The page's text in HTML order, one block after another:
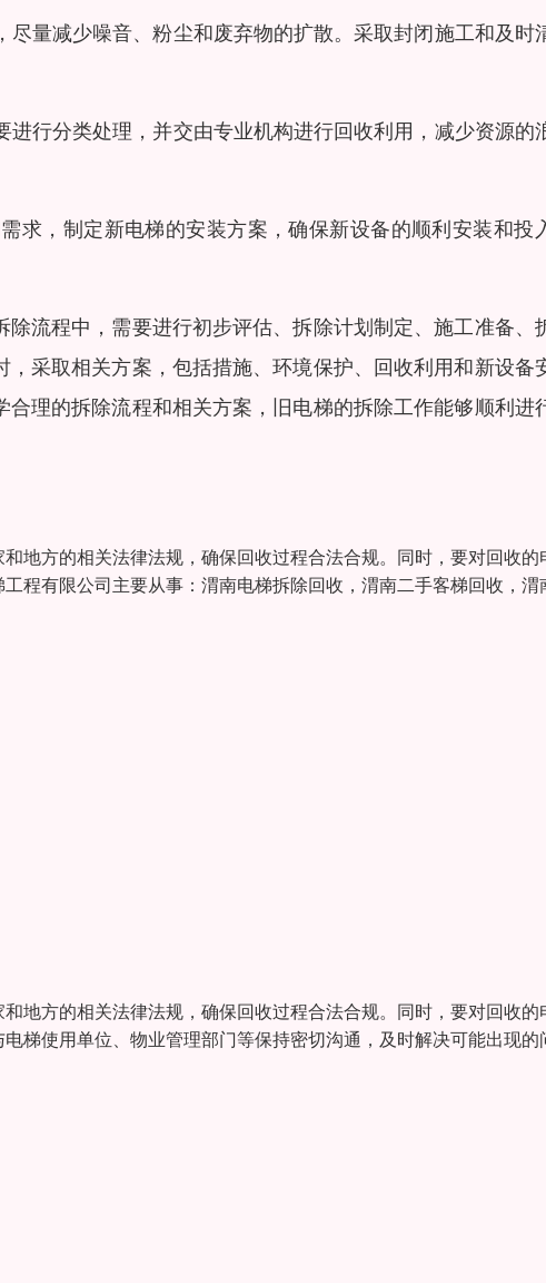
量减少噪音、粉尘和废弃物的扩散。采取封闭施工和及时
行分类处理，并交由专业机构进行回收利用，减少资源的
求，制定新电梯的安装方案，确保新设备的顺利安装和投
流程中，需要进行初步评估、拆除计划制定、施工准备、
采取相关方案，包括措施、环境保护、回收利用和新设备
理的拆除流程和相关方案，旧电梯的拆除工作能够顺利进
地方的相关法律法规，确保回收过程合法合规。同时，要对回收的
程有限公司主要从事：渭南电梯拆除回收，渭南二手客梯回收，渭
地方的相关法律法规，确保回收过程合法合规。同时，要对回收的
梯使用单位、物业管理部门等保持密切沟通，及时解决可能出现的